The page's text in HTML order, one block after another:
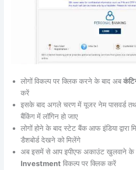
लोगों विकल्प पर क्लिक करने के बाद अब
करें
इसके बाद अगले चरण में यूजर नेम पासवर्ड
बैंकिंग में लॉगिन हो जाए
लोगों होने के बाद स्टेट बैंक आफ इंडिया द्वारा
डैशबोर्ड देखने को मिलेंगे
अब इसमें से आप इपीएफ अकाउंट खुलवाने के
Investment विकल्प पर क्लिक करें